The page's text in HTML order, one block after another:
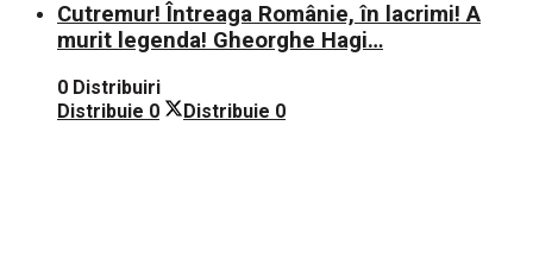
Cutremur! Întreaga Românie, în lacrimi! A
murit legenda! Gheorghe Hagi…
0 Distribuiri
Distribuie 0 Distribuie 0